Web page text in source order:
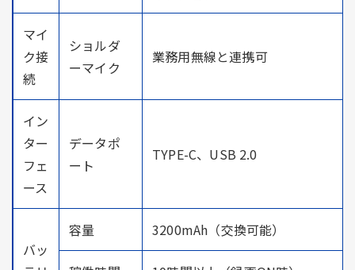
マイ
ク接
続
ショルダ
ーマイク
業務用無線と連携可
イン
ター
フェ
ース
データポ
ート
TYPE-C、USB 2.0
バッ
容量 3200mAh（交換可能）